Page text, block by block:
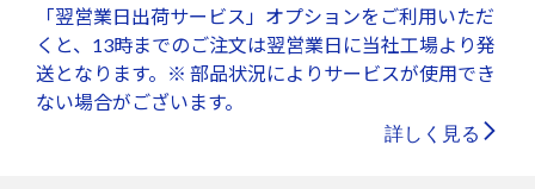
「翌営業日出荷サービス」オプションをご利用いただ
くと、13時までのご注文は翌営業日に当社工場より発
送となります。※ 部品状況によりサービスが使用でき
ない場合がございます。
詳しく見る